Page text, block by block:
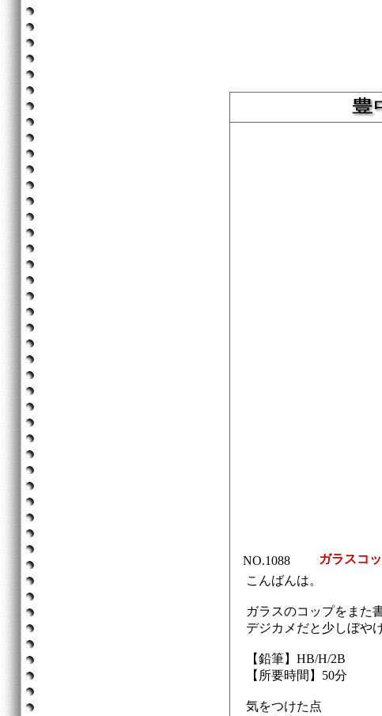
NO.1088 ガラスコッ
こんばんは。
ガラスのコップをまた
デジカメだと少しぼや
【鉛筆】HB/H/2B
【所要時間】50分
気をつけた点